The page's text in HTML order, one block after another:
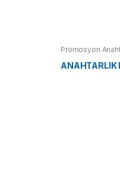
Promosyon
ANAHTARLIK